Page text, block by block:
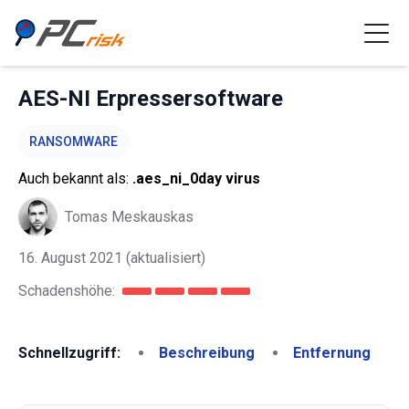
AES-NI Erpressersoftware
RANSOMWARE
Auch bekannt als: .aes_ni_0day virus
Tomas Meskauskas
16. August 2021 (aktualisiert)
Schadenshöhe:
Schnellzugriff: Beschreibung Entfernung